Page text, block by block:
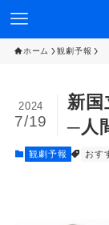
ホーム 観劇予報
新
─人
2024
7/19
観劇予報 おす